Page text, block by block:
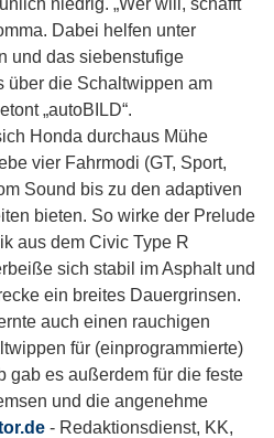
Dabei helfen unter
und das siebenstufige
über die Schaltwippen am
„autoBILD“.
Honda durchaus Mühe
vier Fahrmodi (GT, Sport,
Sound bis zu den adaptiven
bieten. So wirke der Prelude
aus dem Civic Type R
sich stabil im Asphalt und
ein breites Dauergrinsen.
auch einen rauchigen
für (einprogrammierte)
gab es außerdem für die feste
und die angenehme
- Redaktionsdienst, KK,